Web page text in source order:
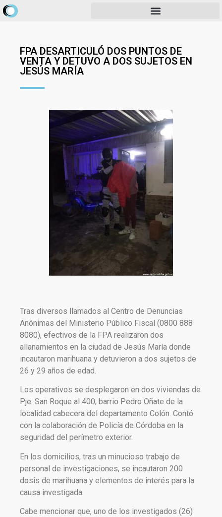
FPA DESARTICULÓ DOS PUNTOS DE
VENTA Y DETUVO A DOS SUJETOS EN
JESÚS MARÍA
Tras diversos llamados al Centro de Denuncias
Anónimas del Ministerio Público Fiscal (0800 888
8080), efectivos de la FPA realizaron dos
allanamientos en la ciudad de Jesús María donde
incautaron marihuana y detuvieron a dos sujetos de
26 y 29 años de edad.
Los operativos se desplegaron en dos viviendas de
Pje. San Roque al 400, barrio Pedro Oñate de la
localidad cabecera del departamento Colón. Contó
con la colaboración de Policía de Córdoba en la
seguridad del perímetro exterior.
En los domicilios, tras un minucioso trabajo de
personal de investigaciones, se incautaron 200
dosis de marihuana y elementos de interés para la
causa investigada.
Cabe mencionar que, uno de los investigados (26)